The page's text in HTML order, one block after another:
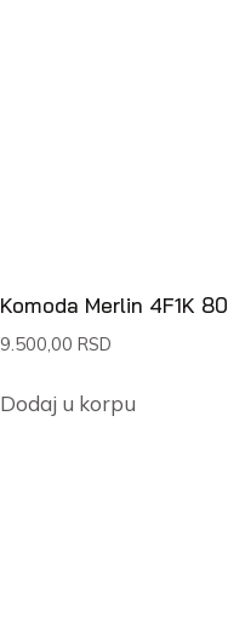
Komoda Merlin 4F1K 80
9.500,00 RSD
Dodaj u korpu